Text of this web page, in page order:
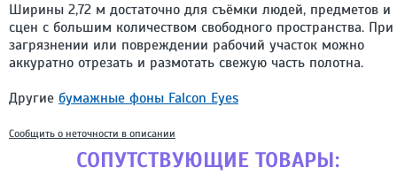
Ширины 2,72 м достаточно для съёмки людей, предметов и
сцен с большим количеством свободного пространства. При
загрязнении или повреждении рабочий участок можно
аккуратно отрезать и размотать свежую часть полотна.
Другие бумажные фоны Falcon Eyes
Сообщить о неточности в описании
СОПУТСТВУЮЩИЕ ТОВАРЫ: